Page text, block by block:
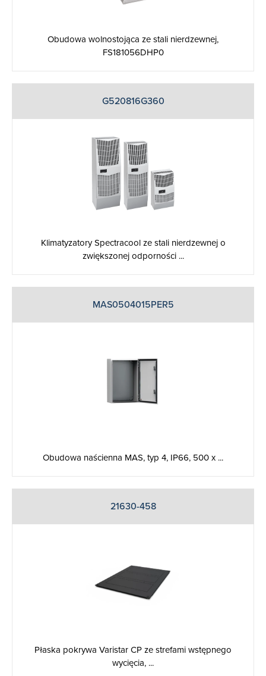
Obudowa wolnostojąca ze stali nierdzewnej,
FS181056DHP0
G520816G360
Klimatyzatory Spectracool ze stali nierdzewnej o
zwiększonej odporności ...
MAS0504015PER5
Obudowa naścienna MAS, typ 4, IP66, 500 x ...
21630-458
Płaska pokrywa Varistar CP ze strefami wstępnego
wycięcia, ...